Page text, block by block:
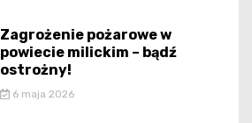
Zagrożenie pożarowe w
powiecie milickim – bądź
ostrożny!
6 maja 2026